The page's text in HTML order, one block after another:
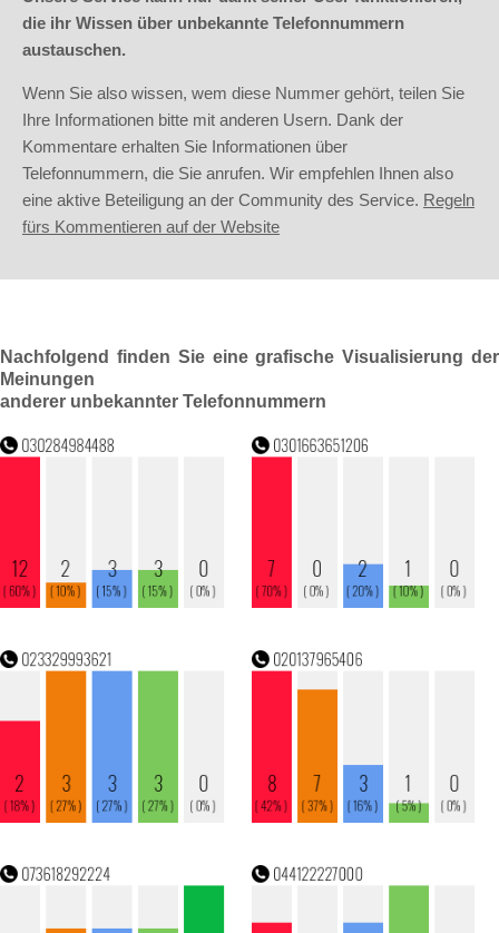
die ihr Wissen über unbekannte Telefonnummern
austauschen.
Wenn Sie also wissen, wem diese Nummer gehört, teilen Sie
Ihre Informationen bitte mit anderen Usern. Dank der
Kommentare erhalten Sie Informationen über
Telefonnummern, die Sie anrufen. Wir empfehlen Ihnen also
eine aktive Beteiligung an der Community des Service. Regeln
fürs Kommentieren auf der Website
Nachfolgend finden Sie eine grafische Visualisierung der
Meinungen
anderer unbekannter Telefonnummern